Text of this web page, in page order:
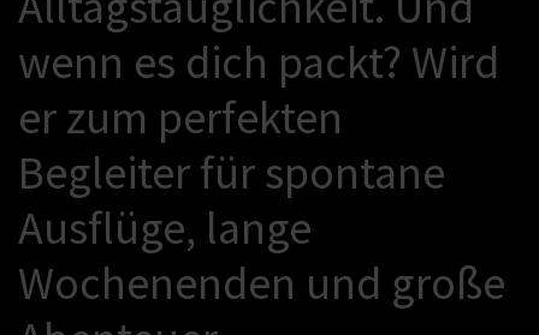
wenn es dich packt? Wird
erzum perfekten
Begleiterfürspontane
Ausflüge, lange
Wochenenden und große